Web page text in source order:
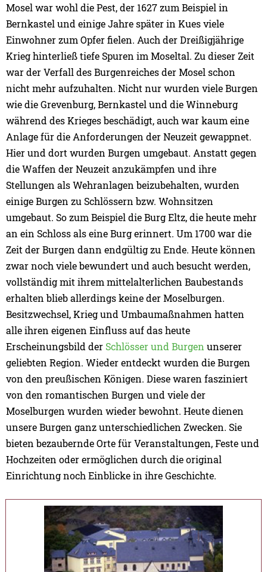
Mosel war wohl die Pest, der 1627 zum Beispiel in
Bernkastel und einige Jahre später in Kues viele
Einwohner zum Opfer fielen. Auch der Dreißigjährige
Krieg hinterließ tiefe Spuren im Moseltal. Zu dieser Zeit
war der Verfall des Burgenreiches der Mosel schon
nicht mehr aufzuhalten. Nicht nur wurden viele Burgen
wie die Grevenburg, Bernkastel und die Winneburg
während des Krieges beschädigt, auch war kaum eine
Anlage für die Anforderungen der Neuzeit gewappnet.
Hier und dort wurden Burgen umgebaut. Anstatt gegen
die Waffen der Neuzeit anzukämpfen und ihre
Stellungen als Wehranlagen beizubehalten, wurden
einige Burgen zu Schlössern bzw. Wohnsitzen
umgebaut. So zum Beispiel die Burg Eltz, die heute mehr
an ein Schloss als eine Burg erinnert. Um 1700 war die
Zeit der Burgen dann endgültig zu Ende. Heute können
zwar noch viele bewundert und auch besucht werden,
vollständig mit ihrem mittelalterlichen Baubestands
erhalten blieb allerdings keine der Moselburgen.
Besitzwechsel, Krieg und Umbaumaßnahmen hatten
alle ihren eigenen Einfluss auf das heute
Erscheinungsbild der Schlösser und Burgen unserer
geliebten Region. Wieder entdeckt wurden die Burgen
von den preußischen Königen. Diese waren fasziniert
von den romantischen Burgen und viele der
Moselburgen wurden wieder bewohnt. Heute dienen
unsere Burgen ganz unterschiedlichen Zwecken. Sie
bieten bezaubernde Orte für Veranstaltungen, Feste und
Hochzeiten oder ermöglichen durch die original
Einrichtung noch Einblicke in ihre Geschichte.